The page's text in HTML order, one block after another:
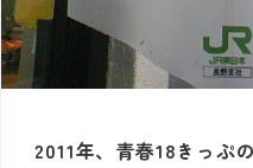
2011年、青春18きっぷ